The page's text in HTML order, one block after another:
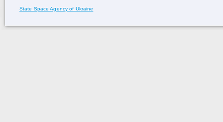
State Space Agency of Ukraine